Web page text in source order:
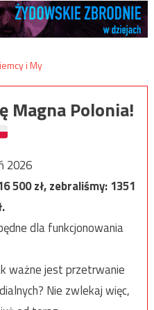
Magna Polonia!
2026
500zł, zebraliśmy:1351
dla funkcjonowania
ważne jest przetrwanie
Nie zwlekaj więc,